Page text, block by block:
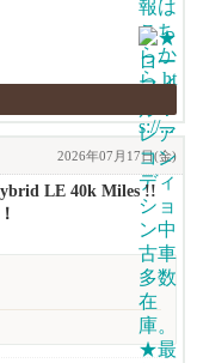
2026年07月17日(金)
LE 40k Miles !!